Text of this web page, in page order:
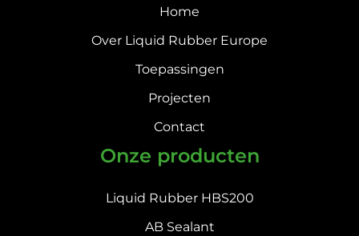
Home
Over Liquid Rubber Europe
Toepassingen
Projecten
Contact
Onze producten
Liquid Rubber HBS200
AB Sealant